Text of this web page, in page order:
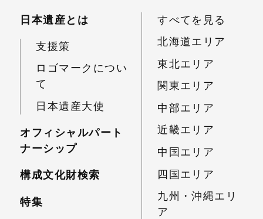
日本遺産とは
支援策
ロゴマークについ
て
日本遺産大使
オフィシャルパート
ナーシップ
構成文化財検索
特集
すべてを見る
北海道エリア
東北エリア
関東エリア
中部エリア
近畿エリア
中国エリア
四国エリア
九州・沖縄エリ
ア